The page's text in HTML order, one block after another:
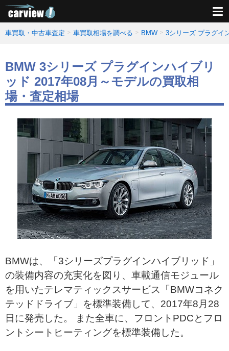
車買取・中古車査定 車買取相場を調べる BMW 3シリーズ プラグイ
BMW 3シリーズ プラグインハイブリ
ッド 2017年08月～モデルの買取相
場・査定相場
BMWは、「3シリーズプラグインハイブリッド」
の装備内容の充実化を図り、車載通信モジュール
を用いたテレマティックスサービス「BMWコネク
テッドドライブ」を標準装備して、2017年8月28
日に発売した。 また全車に、フロントPDCとフロ
ントシートヒーティングを標準装備した。